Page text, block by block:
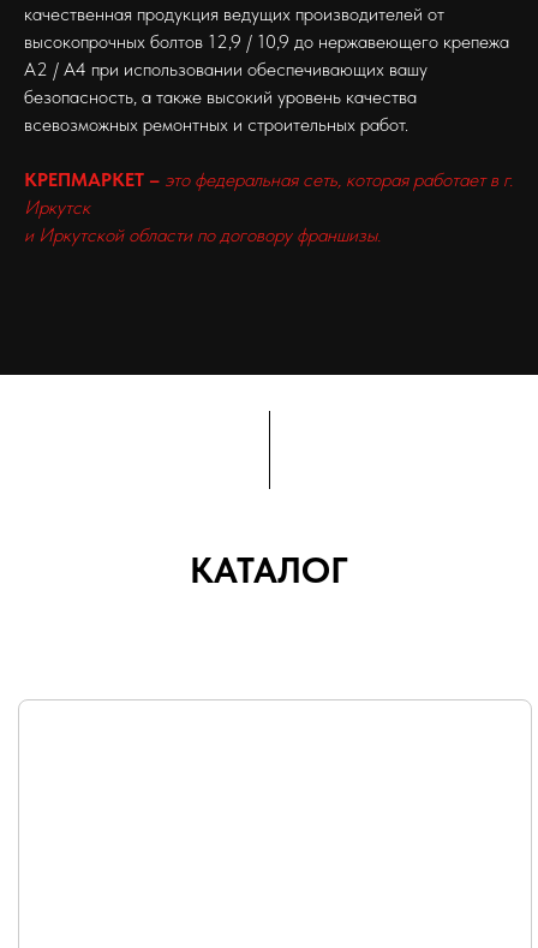
качественная продукция ведущих производителей от
высокопрочных болтов 12,9 / 10,9 до нержавеющего крепежа
А2 / А4 при использовании обеспечивающих вашу
безопасность, а также высокий уровень качества
всевозможных ремонтных и строительных работ.
КРЕПМАРКЕТ – это федеральная сеть, которая работает в г.
Иркутск
и Иркутской области по договору франшизы.
КАТАЛОГ